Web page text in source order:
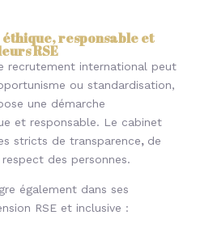
responsable et
RSE
recrutement international peut
ou standardisation,
une démarche
et responsable. Le cabinet
stricts de transparence, de
respect des personnes.
également dans ses
RSE et inclusive :